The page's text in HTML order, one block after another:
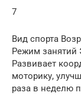
7
Вид спорта
Режим занятий
Развивает
моторику,
раза в неделю